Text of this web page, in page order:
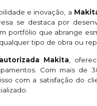
e inovação, a
se destaca por
portfólio que abrange
tipo de obra ou
autorizada Makita ,
Com mais de
com a satisfação do